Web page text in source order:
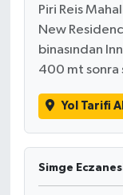
Piri Reis
New
binasından
400 mt sonra
Yol Tarifi Al
Simge